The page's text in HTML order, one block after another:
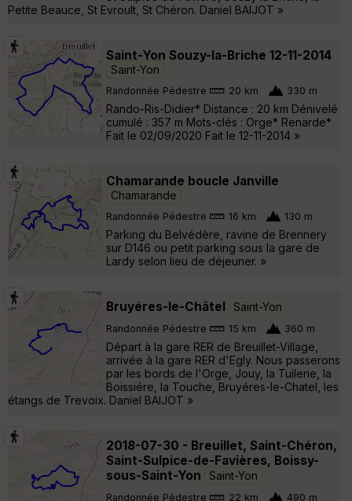
Petite Beauce, St Evroult, St Chéron. Daniel BAIJOT »
Saint-Yon Souzy-la-Briche 12-11-2014
Saint-Yon
Randonnée Pédestre 20 km 330 m
Rando-Ris-Didier* Distance : 20 km Dénivelé
cumulé : 357 m Mots-clés : Orge* Renarde*
Fait le 02/09/2020 Fait le 12-11-2014 »
Chamarande boucle Janville
Chamarande
Randonnée Pédestre 16 km 130 m
Parking du Belvédère, ravine de Brennery
sur D146 ou petit parking sous la gare de
Lardy selon lieu de déjeuner. »
Bruyéres-le-Châtel Saint-Yon
Randonnée Pédestre 15 km 360 m
Départ à la gare RER de Breuillet-Village,
arrivée à la gare RER d'Egly. Nous passerons
par les bords de l'Orge, Jouy, la Tuilerie, la
Boissiére, la Touche, Bruyéres-le-Chatel, les
étangs de Trevoix. Daniel BAIJOT »
2018-07-30 - Breuillet, Saint-Chéron,
Saint-Sulpice-de-Favières, Boissy-
sous-Saint-Yon
Saint-Yon
Randonnée Pédestre 22 km 490 m